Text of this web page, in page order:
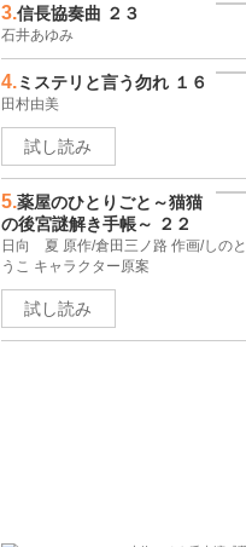
3.信長協奏曲 ２３
石井あゆみ
4.ミステリと言う勿れ １６
田村由美
試し読み